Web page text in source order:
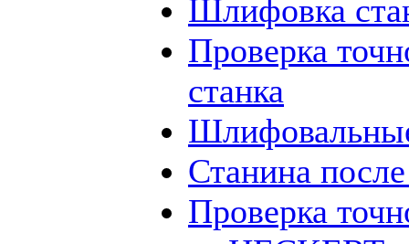
Шлифовка
Проверка
станка
Станина
Проверка